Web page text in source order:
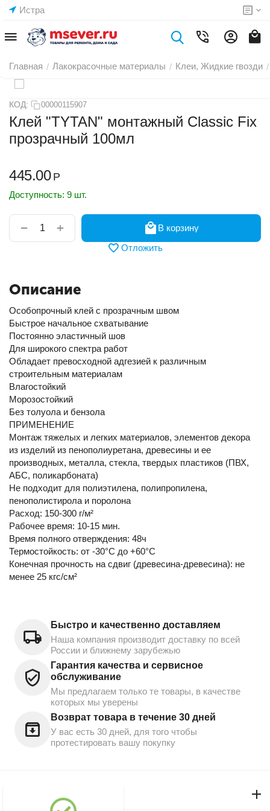
Истра
Главная / Лакокрасочные материалы / Клеи, Жидкие гвозди /
КОД: 00000115907
Клей "TYTAN" монтажный Classic Fix
прозрачный 100мл
445.00 Р
Доступность: 9 шт.
+
−
В корзину
Отложить
Описание
Особопрочный клей с прозрачным швом
Быстрое начальное схватывание
Постоянно эластичный шов
Для широкого спектра работ
Обладает превосходной адгезией к различным
строительным материалам
Влагостойкий
Морозостойкий
Без толуола и бензола
ПРИМЕНЕНИЕ
Монтаж тяжелых и легких материалов, элементов декора
из изделий из пенополиуретана, древесины и ее
производных, металла, стекла, твердых пластиков (ПВХ,
АБС, поликарбоната)
Не подходит для полиэтилена, полипропилена,
пенополистирола и поролона
Расход: 150-300 г/м²
Рабочее время: 10-15 мин.
Время полного отверждения: 48ч
Термостойкость: от -30°C до +60°C
Конечная прочность на сдвиг (древесина-древесина): не
менее 25 кгс/см²
Быстро и качественно доставляем
Наша компания производит доставку по всей
России и ближнему зарубежью
Гарантия качества и сервисное
обслуживание
Мы предлагаем только те товары, в качестве
которых мы уверены
Возврат товара в течение 30 дней
У вас есть 30 дней, для того чтобы
протестировать вашу покупку